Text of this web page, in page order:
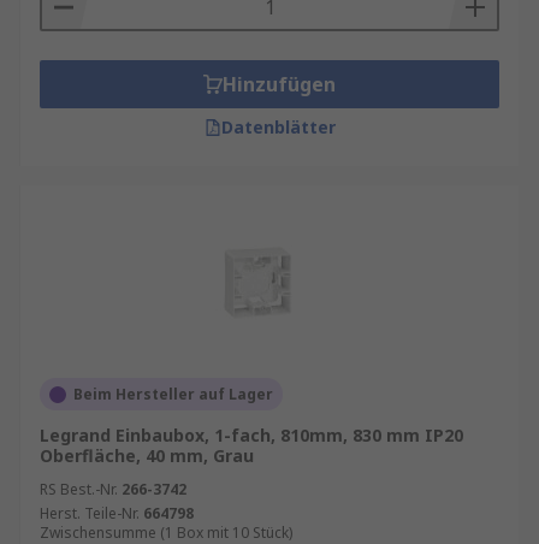
Hinzufügen
Datenblätter
Beim Hersteller auf Lager
Legrand Einbaubox, 1-fach, 810mm, 830 mm IP20
Oberfläche, 40 mm, Grau
RS Best.-Nr. 266-3742
Herst. Teile-Nr. 664798
Zwischensumme (1 Box mit 10 Stück)